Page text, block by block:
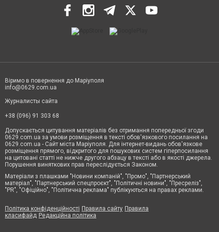
Віримо в повернення до Маріуполя
info@0629.com.ua
Журналисты сайта
+38 (096) 91 303 68
Допускається цитування матеріалів без отримання попередньої згоди
0629.com.ua за умови розміщення в тексті обов'язкового посилання на
0629.com.ua - Сайт міста Маріуполя. Для інтернет-видань обов'язкове
розміщення прямого, відкритого для пошукових систем гіперпосилання
на цитовані статті не нижче другого абзацу в тексті або в якості джерела.
Порушення виняткових прав переслідується Законом.
Матеріали з плашками "Новини компаній", "Промо", "Партнерський
матеріал", "Партнерський спецпроєкт", "Політичні новини", "Пресреліз",
"PR", "Офіційно", "Політична реклама" публікуються на правах реклами.
Політика конфіденційності Правила сайту Правила
класифайд Редакційна політика